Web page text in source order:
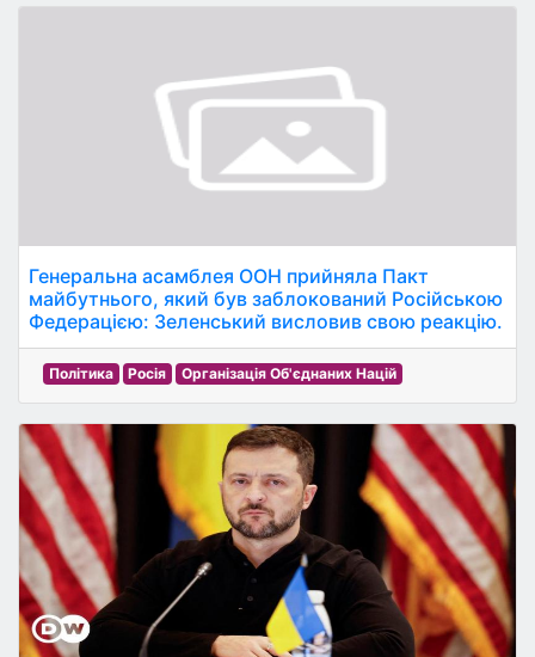
Генеральна асамблея ООН прийняла Пакт
майбутнього, який був заблокований Російською
Федерацією: Зеленський висловив свою реакцію.
Політика Росія Організація Об'єднаних Націй